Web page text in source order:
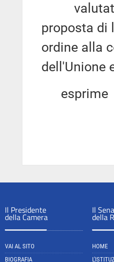
valutato
proposta di
ordine alla
dell'Unione
esprime
Il Presidente
della Camera
VAI AL SITO
BIOGRAFIA
Il
della
HOME